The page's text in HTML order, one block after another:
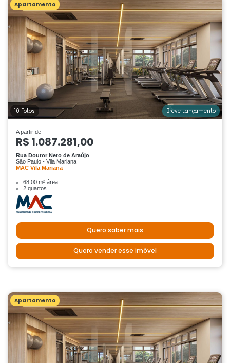
Apartamento
10 Fotos Breve Lançamento
A partir de
R$ 1.087.281,00
Rua Doutor Neto de Araújo
São Paulo - Vila Mariana
MAC Vila Mariana
68.00 m² área
2 quartos
Quero saber mais
Quero vender esse imóvel
Apartamento